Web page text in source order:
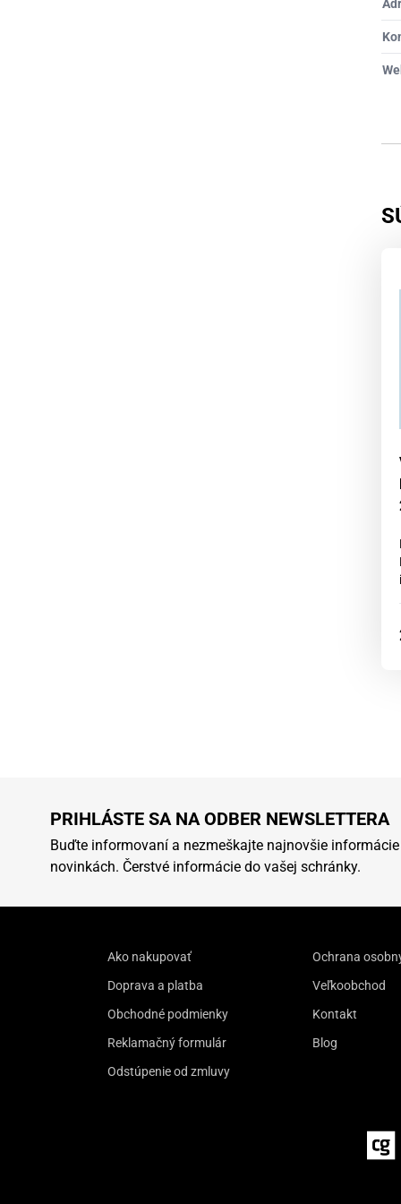
PRIHLÁSTE SA NA ODBER NEWSLETTERA
Buďte informovaní a nezmeškajte najnovšie
novinkách. Čerstvé informácie do vašej schránky.
Ako nakupovať
Doprava a platba
Obchodné podmienky
Reklamačný formulár
Odstúpenie od zmluvy
Ochrana
Veľkoobchod
Kontakt
Blog